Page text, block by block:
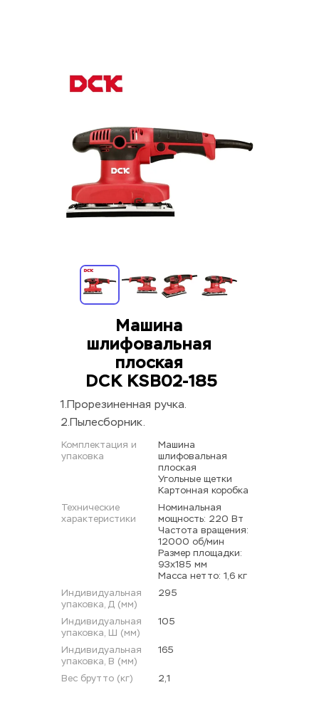
Машина
шлифовальная
плоская
DCK KSB02-185
1.Прорезиненная ручка.
2.Пылесборник.
Комплектация и
упаковка
Машина
шлифовальная
плоская
Угольные щетки
Картонная коробка
Технические
характеристики
Номинальная
мощность: 220 Вт
Частота вращения:
12000 об/мин
Размер площадки:
93х185 мм
Масса нетто: 1,6 кг
Индивидуальная
упаковка, Д (мм)
295
Индивидуальная
упаковка, Ш (мм)
105
Индивидуальная
упаковка, В (мм)
165
Вес брутто (кг) 2,1